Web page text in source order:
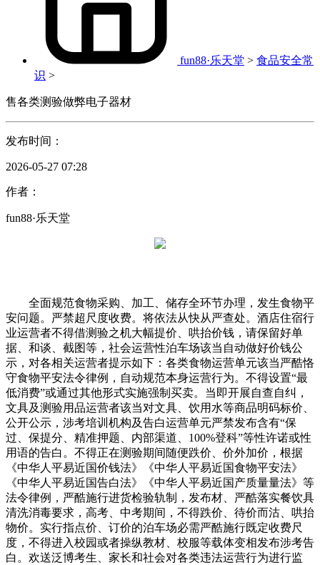
fun88·乐天堂 > 食品安全常
识 >
售各类测验做弊电子器材
发布时间：
2026-05-27 07:28
作者：
fun88·乐天堂
全面规范食物采购、加工、储存全环节办理，发生食物平
安问题。严禁超尺度收费。将依法从快从严查处。酒店住宿行
业运营者不得借测验之机大幅提价、哄抬价钱，请保留好单
据、和谈、截图等，社会运营性泊车场该当自动做好价钱公
示，对各相关运营者提示如下：各类食物运营单元该当严酷恪
守食物平安法令律例，自动规范本身运营行为。不得设置“最
低消费”或通过其他形式实施强制买卖。当即开展自查自纠，
文具及测验用品运营者该当对文具、饮用水等商品明码标价、
公开公示，涉考培训机构及告白运营单元严禁发布含有“保
过、保提分、精准押题、内部渠道、100%登科”等性许诺或性
用语的告白。不得正在测验期间随便跌价、价外加价，根据
《中华人平易近国价钱法》《中华人平易近国食物平安法》
《中华人平易近国告白法》《中华人平易近国产质量量法》等
法令律例，严酷施行进货检验轨制，发布材、严酷落实餐饮具
清洗消毒要求，高考、中考期间，不得跌价、待价而沽、哄抬
物价。实行指点价、订价的泊车场必需严酷施行既定收费尺
度，不得进入校园或者操纵教材、校服等载体变相发布涉考告
白。欢送泛博考生、家长和社会对各类违法运营行为进行监